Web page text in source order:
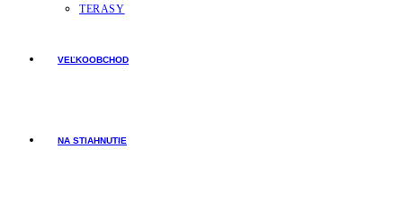
TERASY
VEĽKOOBCHOD
NA STIAHNUTIE